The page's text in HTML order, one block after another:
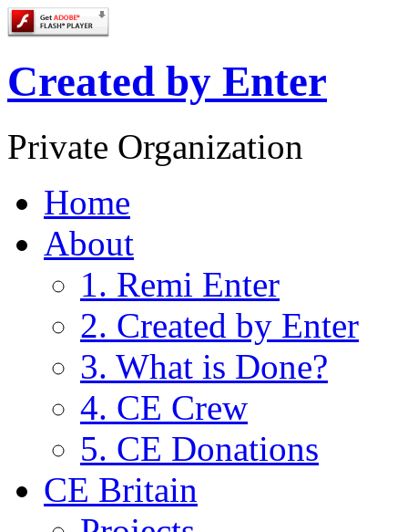
Created by Enter
Private Organization
Home
About
1. Remi Enter
2. Created by Enter
3. What is Done?
4. CE Crew
5. CE Donations
CE Britain